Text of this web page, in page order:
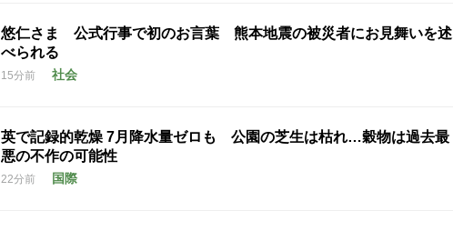
悠仁さま 公式行事で初のお言葉 熊本地震の被災者にお見舞いを述
べられる
15分前 社会
英で記録的乾燥 7月降水量ゼロも 公園の芝生は枯れ…穀物は過去最
悪の不作の可能性
22分前 国際